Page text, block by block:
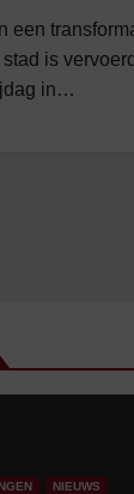
een
is
in…
NIEUWS